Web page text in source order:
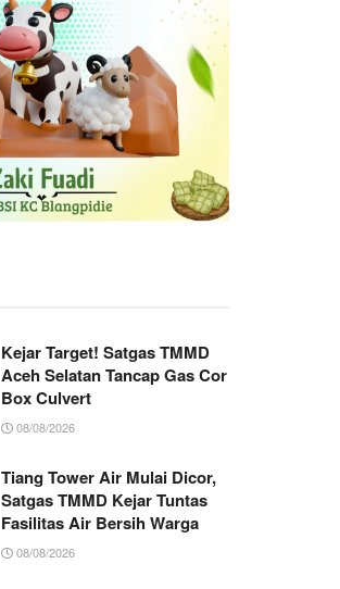
Kejar Target! Satgas TMMD
Aceh Selatan Tancap Gas Cor
Box Culvert
08/08/2026
Tiang Tower Air Mulai Dicor,
Satgas TMMD Kejar Tuntas
Fasilitas Air Bersih Warga
08/08/2026